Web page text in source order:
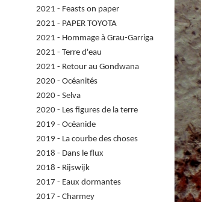
2021 - Feasts on paper
2021 - PAPER TOYOTA
2021 - Hommage à Grau-Garriga
2021 - Terre d'eau
2021 - Retour au Gondwana
2020 - Océanités
2020 - Selva
2020 - Les figures de la terre
2019 - Océanide
2019 - La courbe des choses
2018 - Dans le flux
2018 - Rijswijk
2017 - Eaux dormantes
2017 - Charmey